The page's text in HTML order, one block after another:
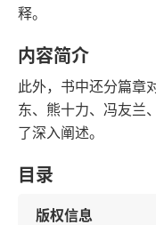
释。
内容简介
此外，书中还分篇章
东、熊十力、冯友兰
了深入阐述。
目录
版权信息